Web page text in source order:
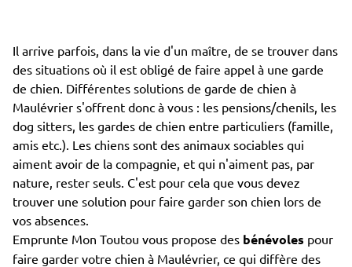
Il arrive parfois, dans la vie d'un maître, de se trouver dans
des situations où il est obligé de faire appel à une garde
de chien. Différentes solutions de garde de chien à
Maulévrier s'offrent donc à vous : les pensions/chenils, les
dog sitters, les gardes de chien entre particuliers (famille,
amis etc.). Les chiens sont des animaux sociables qui
aiment avoir de la compagnie, et qui n'aiment pas, par
nature, rester seuls. C'est pour cela que vous devez
trouver une solution pour faire garder son chien lors de
vos absences.
Emprunte Mon Toutou vous propose des bénévoles pour
faire garder votre chien à Maulévrier, ce qui diffère des